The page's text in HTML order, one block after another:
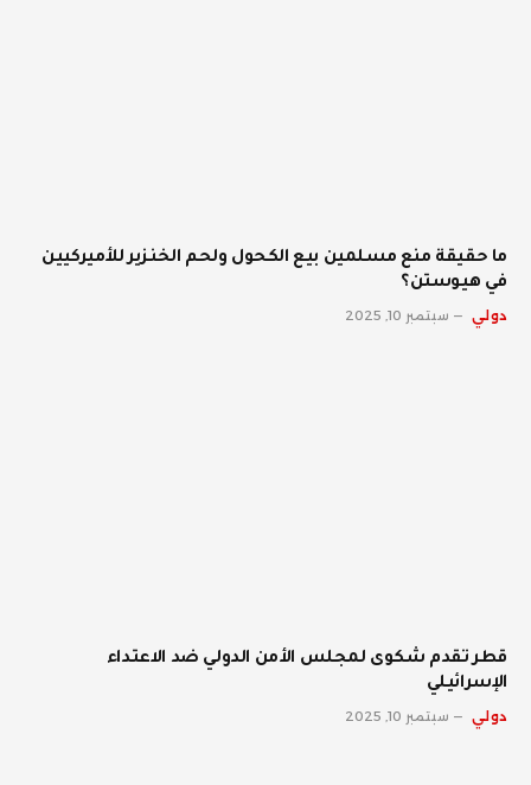
ما حقيقة منع مسلمين بيع الكحول ولحم الخنزير للأميركيين
في هيوستن؟
دولي سبتمبر 10, 2025
قطر تقدم شكوى لمجلس الأمن الدولي ضد الاعتداء
الإسرائيلي
دولي سبتمبر 10, 2025